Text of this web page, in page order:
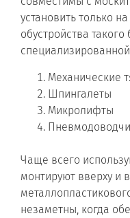
установить только
обустройства
Механические
Шпингалеты
Микролифты
Чаще всего
монтируют вверху и
незаметны, когда